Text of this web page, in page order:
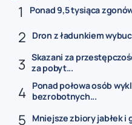
Ponad 9,5 tysiąca
Dron z ładunkiem
Skazani za
za pobyt...
Ponad połowa osób
bezrobotnych...
Mniejsze zbiory jabłek i